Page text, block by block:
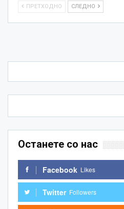
ПРЕТХОДНО СЛЕДНО
Останете со нас
Facebook Likes
Twitter Followers